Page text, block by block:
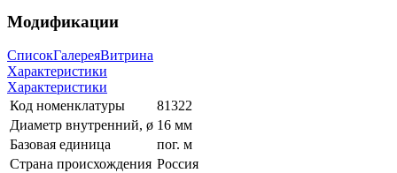
Модификации
СписокГалереяВитрина
Характеристики
Характеристики
Код номенклатуры
81322
Диаметр внутренний, ø 16 мм
Базовая единица
пог. м
Страна происхождения Россия